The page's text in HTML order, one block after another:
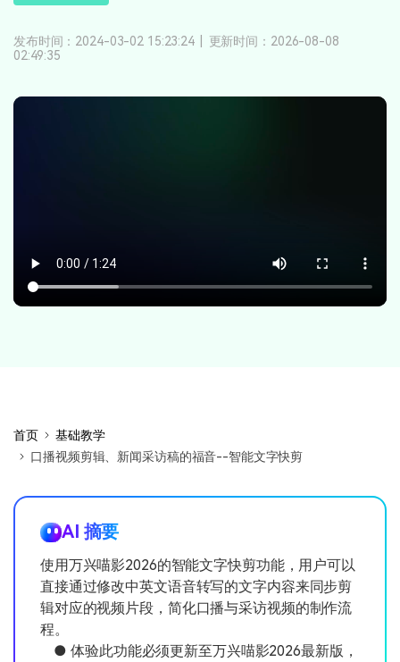
产品信息
登录 立即购买
发布时间：2024-03-02 15:23:24
更新时间：2026-08-08
02:49:35
首页
基础教学
口播视频剪辑、新闻采访稿的福音--智能文字快剪
AI 摘要
使用万兴喵影2026的智能文字快剪功能，用户可以
直接通过修改中英文语音转写的文字内容来同步剪
辑对应的视频片段，简化口播与采访视频的制作流
程。
● 体验此功能必须更新至万兴喵影2026最新版，